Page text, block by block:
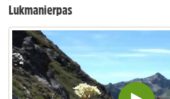
Lukmanierpas